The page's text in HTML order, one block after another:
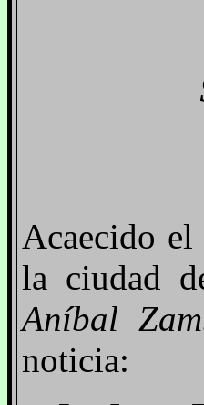
Acaecido
la ciudad
Aníbal
noticia: